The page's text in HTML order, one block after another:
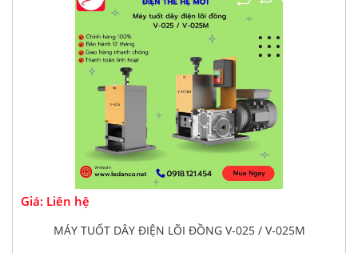
Giá: Liên hệ
MÁY TUỐT DÂY ĐIỆN LÕI ĐỒNG V-025 / V-025M